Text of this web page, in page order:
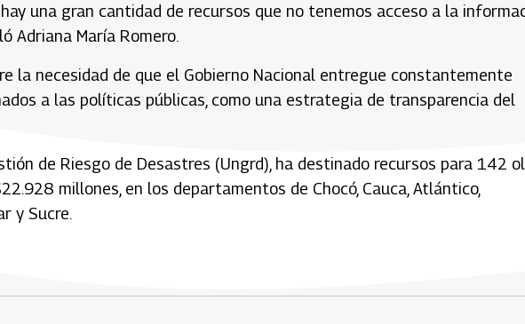
una gran cantidad de recursos que no tenemos acceso a la
Adriana María Romero.
la necesidad de que el Gobierno Nacional entregue constantemente
a las políticas públicas, como una estrategia de transparencia del
de Riesgo de Desastres (Ungrd), ha destinado recursos para 142
millones, en los departamentos de Chocó, Cauca, Atlántico,
y Sucre.